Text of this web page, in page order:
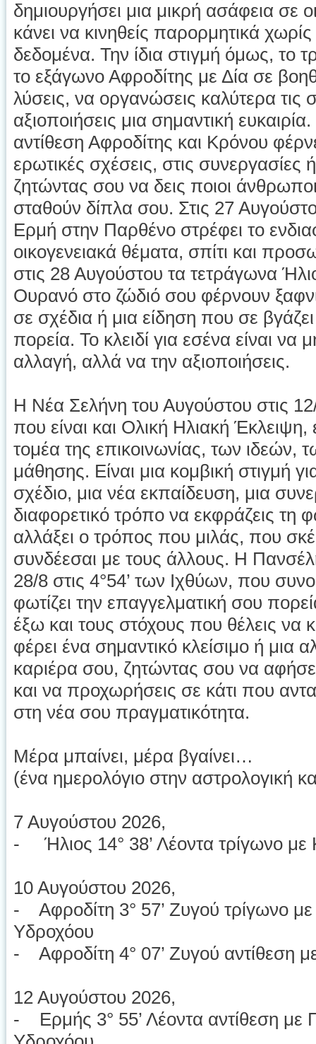
δημιουργήσει μια μικρή ασάφεια σε
κάνει να κινηθείς παρορμητικά
δεδομένα. Την ίδια στιγμή όμως, το
το εξάγωνο Αφροδίτης με Δία σε
λύσεις, να οργανώσεις καλύτερα τις
αξιοποιήσεις μια σημαντική
αντίθεση Αφροδίτης και Κρόνου
ερωτικές σχέσεις, στις συνεργασίες
ζητώντας σου να δεις ποιοι
σταθούν δίπλα σου. Στις 27
Ερμή στην Παρθένο στρέφει το
οικογενειακά θέματα, σπίτι και
στις 28 Αυγούστου τα τετράγωνα
Ουρανό στο ζώδιό σου φέρνουν
σε σχέδια ή μια είδηση που σε
πορεία. Το κλειδί για εσένα είναι να
αλλαγή, αλλά να την αξιοποιήσεις.
Η Νέα Σελήνη του Αυγούστου στις
που είναι και Ολική Ηλιακή Έκλειψη,
τομέα της επικοινωνίας, των ιδεών,
μάθησης. Είναι μια κομβική στιγμή
σχέδιο, μια νέα εκπαίδευση, μια
διαφορετικό τρόπο να εκφράζεις
αλλάξει ο τρόπος που μιλάς, που
συνδέεσαι με τους άλλους. Η
28/8 στις 4°54’ των Ιχθύων, που
φωτίζει την επαγγελματική σου
έξω και τους στόχους που θέλεις να
φέρει ένα σημαντικό κλείσιμο ή μια
καριέρα σου, ζητώντας σου να
και να προχωρήσεις σε κάτι που
στη νέα σου πραγματικότητα.
Μέρα μπαίνει, μέρα βγαίνει…
(ένα ημερολόγιο στην αστρολογική
7 Αυγούστου 2026,
- Ήλιος 14° 38’ Λέοντα τρίγωνο με
10 Αυγούστου 2026,
- Αφροδίτη 3° 57’ Ζυγού τρίγωνο
Υδροχόου
- Αφροδίτη 4° 07’ Ζυγού αντίθεση
12 Αυγούστου 2026,
- Ερμής 3° 55’ Λέοντα αντίθεση με